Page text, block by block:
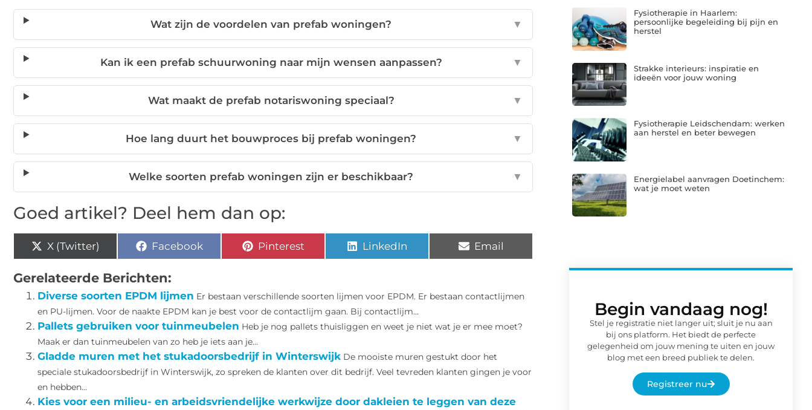
Wat zijn de voordelen van prefab woningen? ▼
Kan ik een prefab schuurwoning naar mijn wensen aanpassen? ▼
Wat maakt de prefab notariswoning speciaal? ▼
Hoe lang duurt het bouwproces bij prefab woningen? ▼
Welke soorten prefab woningen zijn er beschikbaar? ▼
Goed artikel? Deel hem dan op:
X (Twitter) Facebook Pinterest LinkedIn Email
Gerelateerde Berichten:
Diverse soorten EPDM lijmen Er bestaan verschillende soorten lijmen voor EPDM. Er bestaan contactlijmen
en PU-lijmen. Voor de naakte EPDM kan je best voor de contactlijm gaan. Bij contactlijm...
Pallets gebruiken voor tuinmeubelen Heb je nog pallets thuisliggen en weet je niet wat je er mee moet?
Maak er dan tuinmeubelen van zo heb je iets aan je...
Gladde muren met het stukadoorsbedrijf in Winterswijk De mooiste muren gestukt door het
speciale stukadoorsbedrijf in Winterswijk, zo spreken de klanten over dit bedrijf. Veel tevreden klanten gingen je voor
en hebben...
Kies voor een milieu- en arbeidsvriendelijke werkwijze door dakleien te leggen van deze
Fysiotherapie in Haarlem:
persoonlijke begeleiding bij pijn en
herstel
Strakke interieurs: inspiratie en
ideeën voor jouw woning
Fysiotherapie Leidschendam: werken
aan herstel en beter bewegen
Energielabel aanvragen Doetinchem:
wat je moet weten
Begin vandaag nog!
Stel je registratie niet langer uit; sluit je nu aan
bij ons platform. Het biedt de perfecte
gelegenheid om jouw mening te uiten en jouw
blog met een breed publiek te delen.
Registreer nu